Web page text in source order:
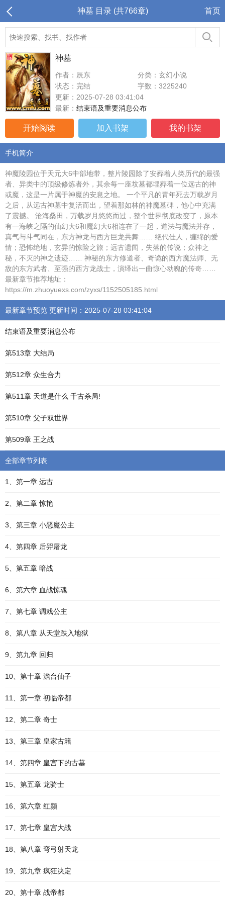
神墓 目录 (共766章) 首页
神墓
作者：辰东
分类：玄幻小说
状态：完结
字数：3225240
更新：2025-07-28 03:41:04
最新： 结束语及重要消息公布
开始阅读 加入书架 我的书架
手机简介
神魔陵园位于天元大6中部地带，整片陵园除了安葬着人类历代的最强
者、异类中的顶级修炼者外，其余每一座坟墓都埋葬着一位远古的神
或魔，这是一片属于神魔的安息之地。 一个平凡的青年死去万载岁月
之后，从远古神墓中复活而出，望着那如林的神魔墓碑，他心中充满
了震撼。 沧海桑田，万载岁月悠悠而过，整个世界彻底改变了，原本
有一海峡之隔的仙幻大6和魔幻大6相连在了一起，道法与魔法并存，
真气与斗气同在，东方神龙与西方巨龙共舞…… 绝代佳人，缠绵的爱
情；恐怖绝地，玄异的惊险之旅；远古遗闻，失落的传说；众神之
秘，不灭的神之遗迹…… 神秘的东方修道者、奇诡的西方魔法师、无
敌的东方武者、至强的西方龙战士，演绎出一曲惊心动魄的传奇……
最新章节推荐地址：
https://m.zhuoyuexs.com/zyxs/1152505185.html
最新章节预览 更新时间：2025-07-28 03:41:04
结束语及重要消息公布
第513章 大结局
第512章 众生合力
第511章 天道是什么 千古杀局!
第510章 父子双世界
第509章 王之战
全部章节列表
1、第一章 远古
2、第二章 惊艳
3、第三章 小恶魔公主
4、第四章 后羿屠龙
5、第五章 暗战
6、第六章 血战惊魂
7、第七章 调戏公主
8、第八章 从天堂跌入地狱
9、第九章 回归
10、第十章 澹台仙子
11、第一章 初临帝都
12、第二章 奇士
13、第三章 皇家古籍
14、第四章 皇宫下的古墓
15、第五章 龙骑士
16、第六章 红颜
17、第七章 皇宫大战
18、第八章 弯弓射天龙
19、第九章 疯狂决定
20、第十章 战帝都